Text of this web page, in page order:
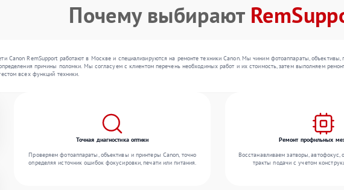
Почему выбирают
Canon RemSupport работают в Москве и специализируются на ремонте техники Canon. Мы чиним фотоаппараты,
причины поломки. Мы согласуем с клиентом перечень необходимых работ и их стоимость, затем выполняем
всех функций техники.
Точная диагностика оптики
Проверяем фотоаппараты, объективы и принтеры Canon, точно
определяя источник ошибок фокусировки, печати или питания.
Ремонт профильных
Восстанавливаем затворы, автофокус,
тракты подачи с учетом